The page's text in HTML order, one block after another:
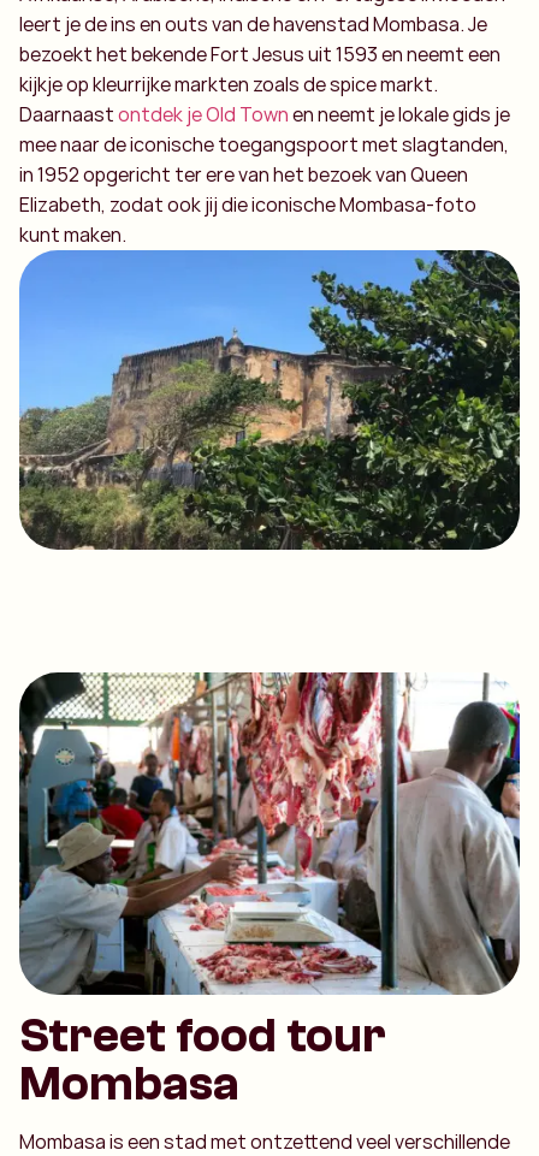
leert je de ins en outs van de havenstad Mombasa. Je
bezoekt het bekende Fort Jesus uit 1593 en neemt een
kijkje op kleurrijke markten zoals de spice markt.
Daarnaastontdek je Old Townen neemt je lokale gids je
mee naar de iconische toegangspoort met slagtanden,
in 1952 opgericht ter ere van het bezoek van Queen
Elizabeth, zodat ook jij die iconische Mombasa-foto
kunt maken.
Street food tour
Mombasa
Mombasa is een stad met ontzettend veel verschillende